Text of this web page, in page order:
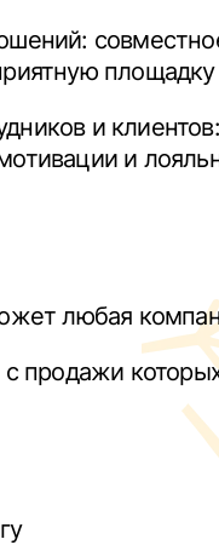
и
и
любая
продажи